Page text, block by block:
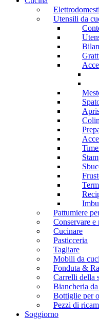
Utensili da
Pattumiere
Conservare e
Cucinare
Pasticceria
Tagliare
Mobili da
Fonduta &
Carrelli della
Biancheria
Bottiglie per
Pezzi di
Soggiorno